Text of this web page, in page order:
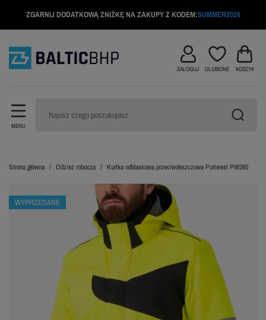
ZGARNIJ DODATKOWĄ ZNIŻKĘ NA ZAKUPY Z KODEM:SUMMER2026
MENU
ZALOGUJ ULUBIONE KOSZYK
Strona główna Odzież robocza Kurtka odblaskowa przeciwdeszczowa Portwest PW265
WYPRZEDANE